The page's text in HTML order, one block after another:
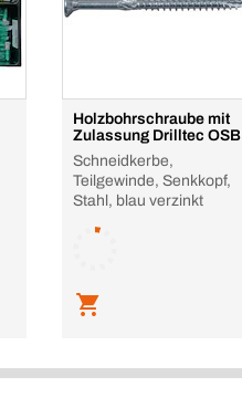
Holzbohrschraube mit
Zulassung Drilltec OSB
Schneidkerbe,
Teilgewinde, Senkkopf,
Stahl, blau verzinkt